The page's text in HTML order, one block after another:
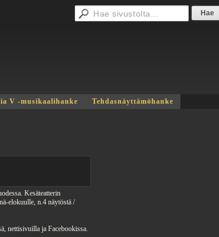
V -musikaalihanke Tehdasnäyttämöhanke
Kesäteatterin
elokuulle, n.4 näytöstä /
nettisivuilla ja Facebookissa.